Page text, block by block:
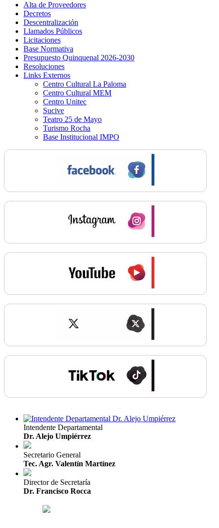
Alta de Proveedores
Decretos
Descentralización
Llamados Públicos
Licitaciones
Base Normativa
Presupuesto Quinquenal 2026-2030
Resoluciones
Links Externos
Centro Cultural La Paloma
Centro Cultural MEM
Centro Unitec
Sucive
Teatro 25 de Mayo
Turismo Rocha
Base Institucional IMPO
Intendente Departamental
Dr. Alejo Umpiérrez
Secretario General
Tec. Agr. Valentín Martínez
Director de Secretaría
Dr. Francisco Rocca